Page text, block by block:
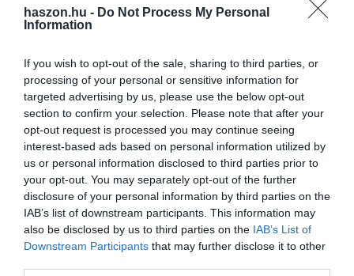
haszon.hu - Do Not Process My Personal
Information
If you wish to opt-out of the sale, sharing to third parties, or
processing of your personal or sensitive information for
targeted advertising by us, please use the below opt-out
section to confirm your selection. Please note that after your
opt-out request is processed you may continue seeing
interest-based ads based on personal information utilized by
us or personal information disclosed to third parties prior to
your opt-out. You may separately opt-out of the further
disclosure of your personal information by third parties on the
IAB’s list of downstream participants. This information may
also be disclosed by us to third parties on the IAB’s List of
Downstream Participants that may further disclose it to other
„Befektetésnek vásárolva, lokáció szempontjából továbbra is
elsősorban a belvárosban, olyan környéken lehet érdemes
rendelkezésre álló parkolóhely”– hívja fel a figyelmet Valkó
Dávid, az OTP Ingatlanpontról.
Olvasd el ezt is!
Garázs, sufni bontása: ekkor kell engedély
Király vagy, ha Budán van egy üres garázsod
Így adhatod el a garázsbeállód, így viszont nem